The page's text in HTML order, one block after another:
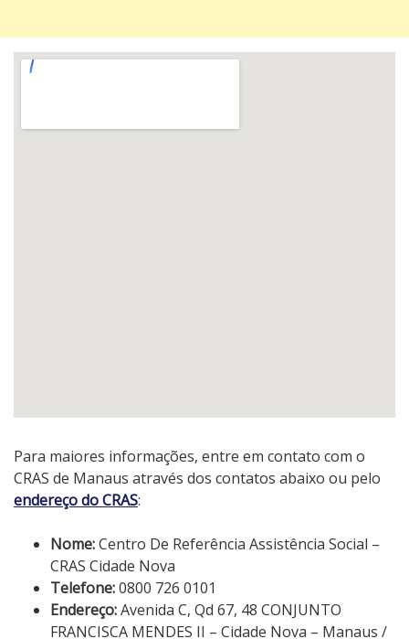
Para maiores informações, entre em contato com o
CRAS de Manaus através dos contatos abaixo ou pelo
endereço do CRAS:
Nome:Centro De Referência Assistência Social –
CRAS Cidade Nova
Telefone:0800 726 0101
Endereço:Avenida C, Qd 67, 48 CONJUNTO
FRANCISCA MENDES II – Cidade Nova – Manaus /